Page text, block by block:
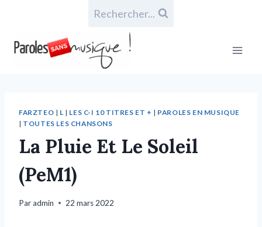
Rechercher...
FARZTEO | L | LES C-I 10 TITRES ET + | PAROLES EN MUSIQUE
| TOUTES LES CHANSONS
La Pluie Et Le Soleil
(PeM1)
Paradmin 22 mars 2022